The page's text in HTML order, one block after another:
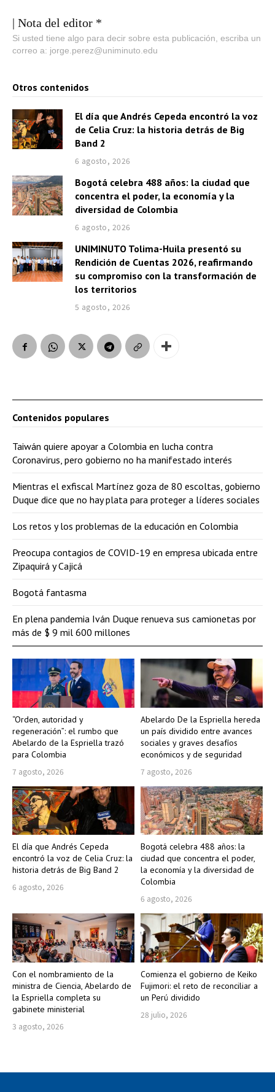
| Nota del editor *
Si usted tiene algo para decir sobre esta publicación, escriba un
correo a: jorge.perez@uniminuto.edu
Otros contenidos
El día que Andrés Cepeda encontró la voz
de Celia Cruz: la historia detrás de Big
Band 2
6 agosto, 2026
Bogotá celebra 488 años: la ciudad que
concentra el poder, la economía y la
diversidad de Colombia
6 agosto, 2026
UNIMINUTO Tolima-Huila presentó su
Rendición de Cuentas 2026, reafirmando
su compromiso con la transformación de
los territorios
5 agosto, 2026
“Orden, autoridad y
regeneración”: el rumbo que
Abelardo de la Espriella trazó
para Colombia
7 agosto, 2026
Abelardo De la Espriella hereda
un país dividido entre avances
sociales y graves desafíos
económicos y de seguridad
7 agosto, 2026
El día que Andrés Cepeda
encontró la voz de Celia Cruz: la
historia detrás de Big Band 2
6 agosto, 2026
Bogotá celebra 488 años: la
ciudad que concentra el poder,
la economía y la diversidad de
Colombia
6 agosto, 2026
Con el nombramiento de la
ministra de Ciencia, Abelardo de
la Espriella completa su
gabinete ministerial
3 agosto, 2026
Comienza el gobierno de Keiko
Fujimori: el reto de reconciliar a
un Perú dividido
28 julio, 2026
Contenidos populares
Taiwán quiere apoyar a Colombia en lucha contra
Coronavirus, pero gobierno no ha manifestado interés
Mientras el exfiscal Martínez goza de 80 escoltas, gobierno
Duque dice que no hay plata para proteger a líderes sociales
Los retos y los problemas de la educación en Colombia
Preocupa contagios de COVID-19 en empresa ubicada entre
Zipaquirá y Cajicá
Bogotá fantasma
En plena pandemia Iván Duque renueva sus camionetas por
más de $ 9 mil 600 millones